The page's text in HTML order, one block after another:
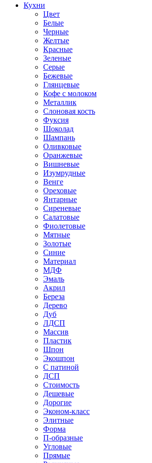
Кухни
Цвет
Белые
Черные
Желтые
Красные
Зеленые
Серые
Бежевые
Глянцевые
Кофе с молоком
Металлик
Слоновая кость
Фуксия
Шоколад
Шампань
Оливковые
Оранжевые
Вишневые
Изумрудные
Венге
Ореховые
Янтарные
Сиреневые
Салатовые
Фиолетовые
Мятные
Золотые
Синие
Материал
МДФ
Эмаль
Акрил
Береза
Дерево
Дуб
ЛДСП
Массив
Пластик
Шпон
Экошпон
С патиной
ДСП
Стоимость
Дешевые
Дорогие
Эконом-класс
Элитные
Форма
П-образные
Угловые
Прямые